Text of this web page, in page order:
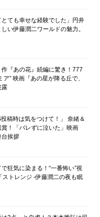
とても幸せな経験でした」円井
い伊藤潤二ワールドの魅力。
作『あの花』続編に驚き！777
” 映画『あの星が降る丘で、
露
稿時は気をつけて！」 奈緒＆
！「バレずに泣いた」映画
台挨拶
狂気に染まる！“一番怖い”視
トレンジ -伊藤潤二の夜も眠